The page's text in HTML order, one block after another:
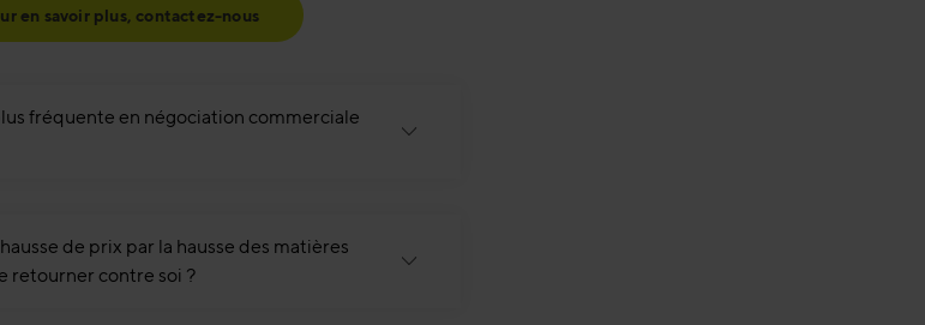
en savoir plus, contactez-nous
fréquente en négociation commerciale
de prix par la hausse des matières
retourner contre soi ?